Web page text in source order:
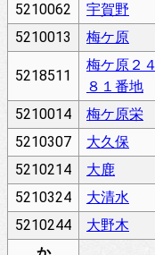
5210062
宇賀野
5210013
梅ケ原
5218511
梅ケ原２４
８１番地
5210014 梅ケ原栄
5210307
大久保
5210214
大鹿
5210324
大清水
5210244
大野木